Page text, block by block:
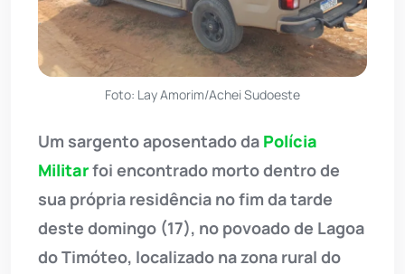
Foto: Lay Amorim/Achei Sudoeste
Um sargento aposentado da Polícia
Militarfoi encontrado morto dentro de
sua própria residência no fim da tarde
deste domingo (17), no povoado de Lagoa
do Timóteo, localizado na zona rural do